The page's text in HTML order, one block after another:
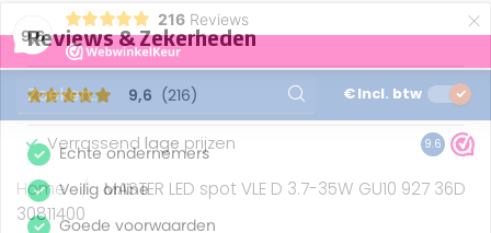
9,6
216 Reviews ×
MENU
0
€Incl. btw
Verrassend lage prijzen 9.6
Home /
MASTER LED spot VLE D 3.7-35W GU10 927 36D
30811400